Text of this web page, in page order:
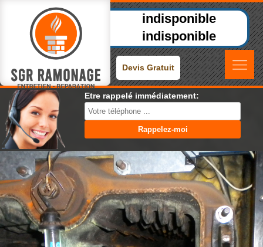
indisponible
indisponible
Devis Gratuit
Etre rappelé immédiatement: